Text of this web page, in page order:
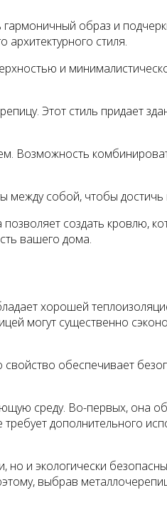
образ и
стиля.
и
Этот стиль придает
Возможность
между собой, чтобы
создать кровлю,
вашего дома.
хорошей
могут существенно
обеспечивает
среду. Во-первых, она
дополнительного
но и экологически
выбрав